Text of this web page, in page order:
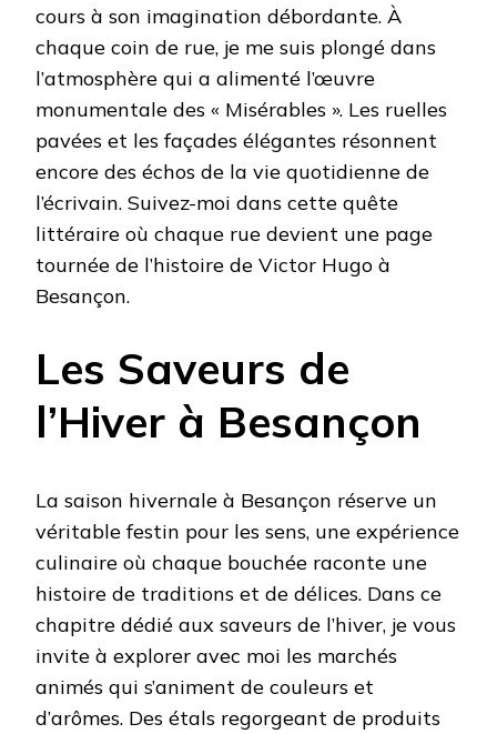
cours à son imagination débordante. À
chaque coin de rue, je me suis plongé dans
l’atmosphère qui a alimenté l’œuvre
monumentale des « Misérables ». Les ruelles
pavées et les façades élégantes résonnent
encore des échos de la vie quotidienne de
l’écrivain. Suivez-moi dans cette quête
littéraire où chaque rue devient une page
tournée de l’histoire de Victor Hugo à
Besançon.
Les Saveurs de
l’Hiver à Besançon
La saison hivernale à Besançon réserve un
véritable festin pour les sens, une expérience
culinaire où chaque bouchée raconte une
histoire de traditions et de délices. Dans ce
chapitre dédié aux saveurs de l’hiver, je vous
invite à explorer avec moi les marchés
animés qui s’animent de couleurs et
d’arômes. Des étals regorgeant de produits